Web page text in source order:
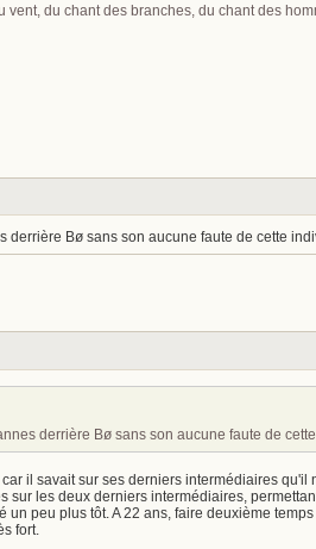
vent, du chant des branches, du chant des
derrière Bø sans son aucune faute de cette
derrière Bø sans son aucune faute de cette
il savait sur ses derniers intermédiaires qu'il
sur les deux derniers intermédiaires,
peu plus tôt. A 22 ans, faire deuxième temps
fort.